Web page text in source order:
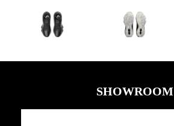
SHOWROOM